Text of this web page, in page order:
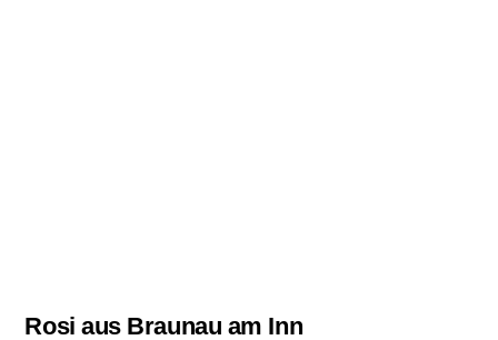
Rosi aus Braunau am Inn